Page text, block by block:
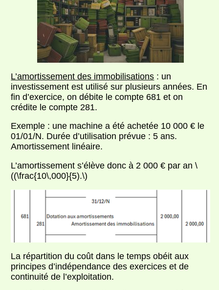
L’amortissement des immobilisations : un
investissement est utilisé sur plusieurs années. En
fin d’exercice, on débite le compte 681 et on
crédite le compte 281.
Exemple : une machine a été achetée 10 000 € le
01/01/N. Durée d’utilisation prévue : 5 ans.
Amortissement linéaire.
L’amortissement s’élève donc à 2 000 € par an \
((\frac{10\,000}{5).\)
La répartition du coût dans le temps obéit aux
principes d’indépendance des exercices et de
continuité de l’exploitation.